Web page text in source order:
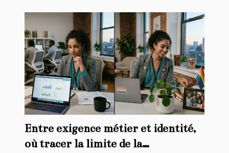
Entre exigence métier et identité,
où tracer la limite de la